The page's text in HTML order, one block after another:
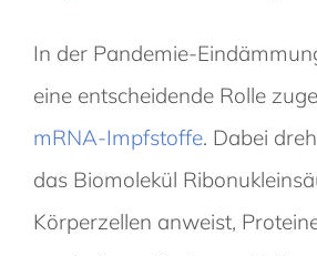
In der Pandemie-
eine entscheidende Rolle
mRNA-Impfstoffe. Dabei
das Biomolekül
Körperzellen anweist,